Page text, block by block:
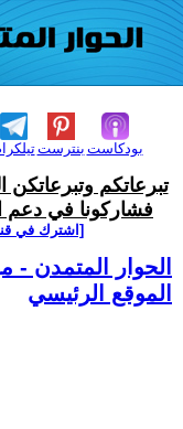
بنترست بودكاست
تبرعاتكم وتبرعاتكن
فشاركونا في دعم
[اشترك في
الحوار المتمدن -
الموقع الرئيسي